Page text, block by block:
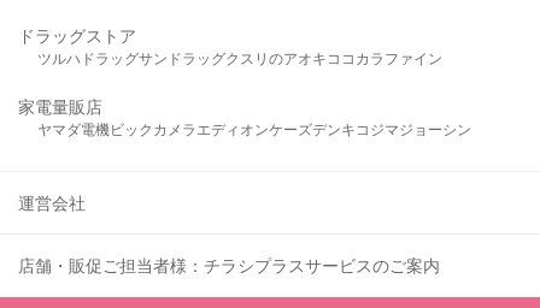
ドラッグストア
ツルハドラッグサンドラッグクスリのアオキ ココカラファイン
家電量販店
ヤマダ電機ビックカメラ エディオンケーズデンキ コジマジョーシン
運営会社
店舗・販促ご担当者様：チラシプラスサービスのご案内